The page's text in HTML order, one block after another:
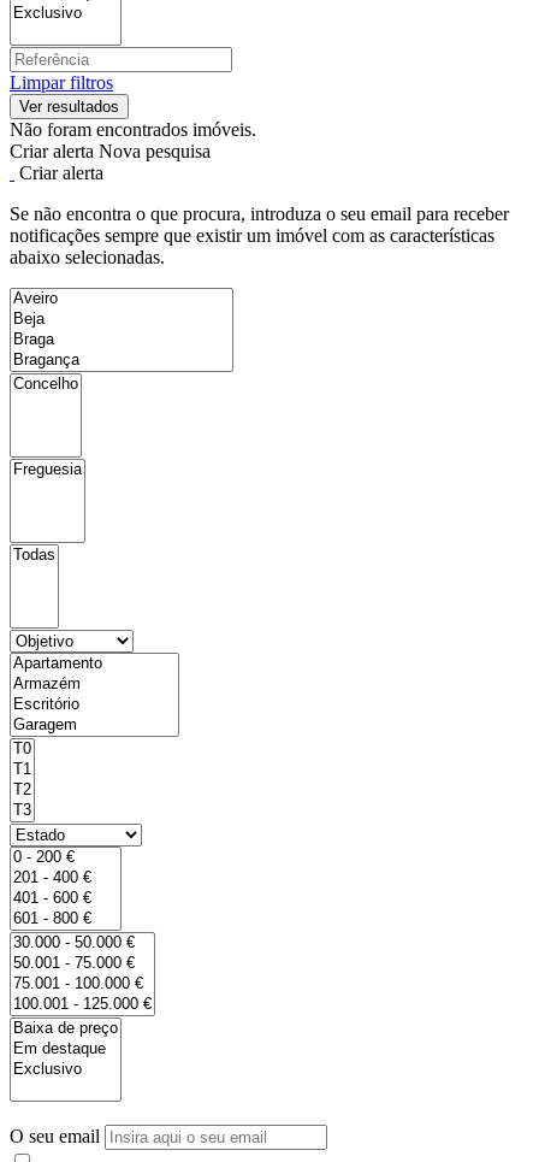
Limpar filtros
Não foram encontrados imóveis.
Criar alerta Nova pesquisa
Criar alerta
Se não encontra o que procura, introduza o seu email para receber
notificações sempre que existir um imóvel com as características
abaixo selecionadas.
O seu email